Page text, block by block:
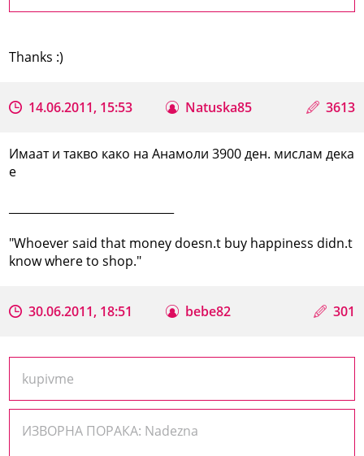
Thanks :)
14.06.2011, 15:53 Natuska85 3613
Имаат и такво како на Анамоли 3900 ден. мислам дека
е
"Whoever said that money doesn.t buy happiness didn.t
know where to shop."
30.06.2011, 18:51 bebe82 301
kupivme
ИЗВОРНА ПОРАКА: Nadezna